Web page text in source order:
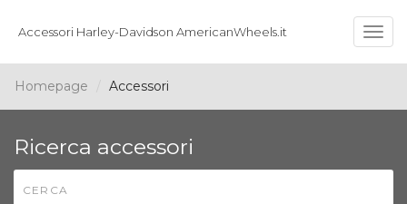
Accessori Harley-Davidson AmericanWheels.it
Homepage Accessori
Ricerca accessori